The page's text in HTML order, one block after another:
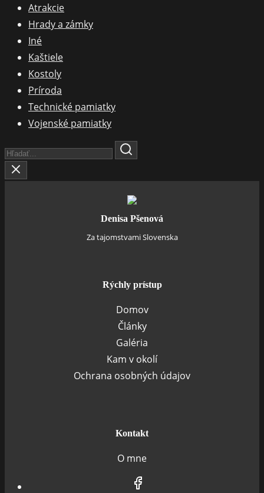
Atrakcie
Hrady a zámky
Iné
Kaštiele
Kostoly
Príroda
Technické pamiatky
Vojenské pamiatky
Search
Here...
Denisa Pšenová
Za tajomstvami Slovenska
Rýchly prístup
Domov
Články
Galéria
Kam v okolí
Ochrana osobných údajov
Kontakt
O mne